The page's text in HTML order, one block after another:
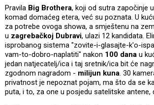
Pravila Big Brothera, koji od sutra započinje
komad domaćeg etera, već su poznata. U
za potrebe ovoga showa, a smještenu na
u zagrebačkoj Dubravi, ulazi 12 kandidata.
isprobanog sistema "zovite-i-glasajte-k'o-
vam-to-dobro-naplatiti" nakon 100 dana u
jedan natjecatelj/ica i taj sretnik/ica bit će
zgodnom nagradom - milijun kuna. 30
privatnost je nepoznat pojam, ma što da se
puta, i to, za one u posjedu satelitske antene,